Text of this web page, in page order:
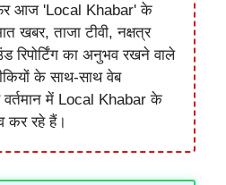
आज 'Local Khabar' के
खबर, ताजा टीवी, नक्षत्र
रिपोर्टिंग का अनुभव रखने वाले
के साथ-साथ वेब
में Local Khabar के
कर रहे हैं।